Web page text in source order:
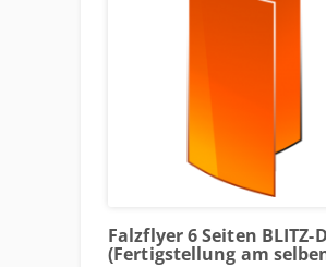
Falzflyer 6 Seiten BLITZ-
(Fertigstellung am